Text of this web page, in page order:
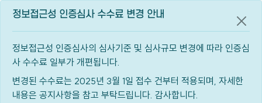
정보접근성 인증심사 수수료 변경 안내
정보접근성 인증심사의 심사기준 및 심사규모 변경에 따라 인증심
사 수수료 일부가 개편됩니다.
변경된 수수료는 2025년 3월 1일 접수 건부터 적용되며, 자세한
내용은 공지사항을 참고 부탁드립니다. 감사합니다.
공지